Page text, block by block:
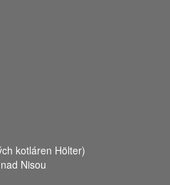
kotláren Hölter)
Nisou